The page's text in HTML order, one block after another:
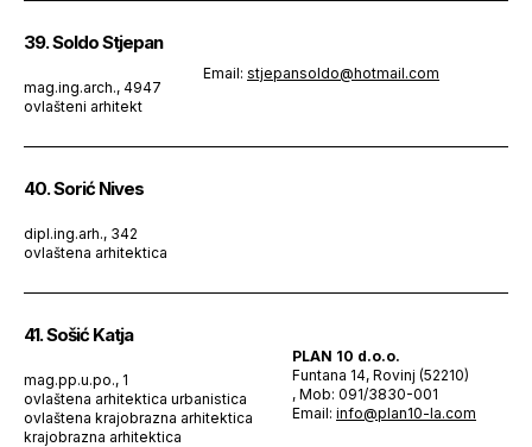
39. Soldo Stjepan
mag.ing.arch., 4947
ovlašteni arhitekt
Email: stjepansoldo@hotmail.com
40. Sorić Nives
dipl.ing.arh., 342
ovlaštena arhitektica
41. Sošić Katja
mag.pp.u.po., 1
ovlaštena arhitektica urbanistica
ovlaštena krajobrazna arhitektica
krajobrazna arhitektica
PLAN 10 d.o.o.
Funtana 14, Rovinj (52210)
, Mob: 091/3830-001
Email: info@plan10-la.com